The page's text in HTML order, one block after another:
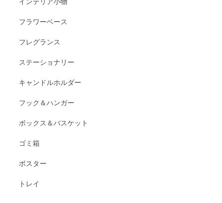
フラワーベース
フレグランス
ステーショナリー
キャンドルホルダー
フック＆ハンガー
ボックス＆バスケット
ゴミ箱
ポスター
トレイ